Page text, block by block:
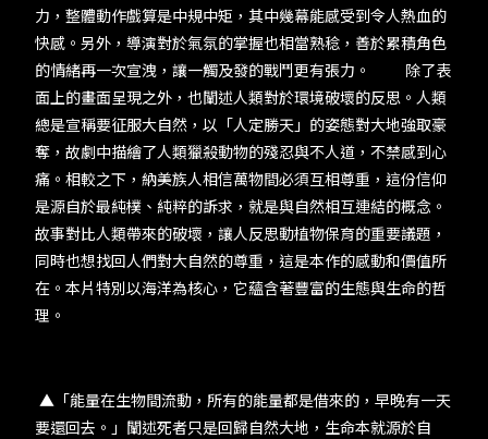
力，整體動作戲算是中規中矩，其中幾幕能感受到令人熱血的
快感。另外，導演對於氣氛的掌握也相當熟稔，善於累積角色
的情緒再一次宣洩，讓一觸及發的戰鬥更有張力。 除了表
面上的畫面呈現之外，也闡述人類對於環境破壞的反思。人類
總是宣稱要征服大自然，以「人定勝天」的姿態對大地強取豪
奪，故劇中描繪了人類獵殺動物的殘忍與不人道，不禁感到心
痛。相較之下，納美族人相信萬物間必須互相尊重，這份信仰
是源自於最純樸、純粹的訴求，就是與自然相互連結的概念。
故事對比人類帶來的破壞，讓人反思動植物保育的重要議題，
同時也想找回人們對大自然的尊重，這是本作的感動和價值所
在。本片特別以海洋為核心，它蘊含著豐富的生態與生命的哲
理。
▲「能量在生物間流動，所有的能量都是借來的，早晚有一天
要還回去。」闡述死者只是回歸自然大地，生命本就源於自